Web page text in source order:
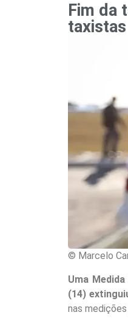
Fim da
taxistas
© Marcelo
Uma
(14)
nas